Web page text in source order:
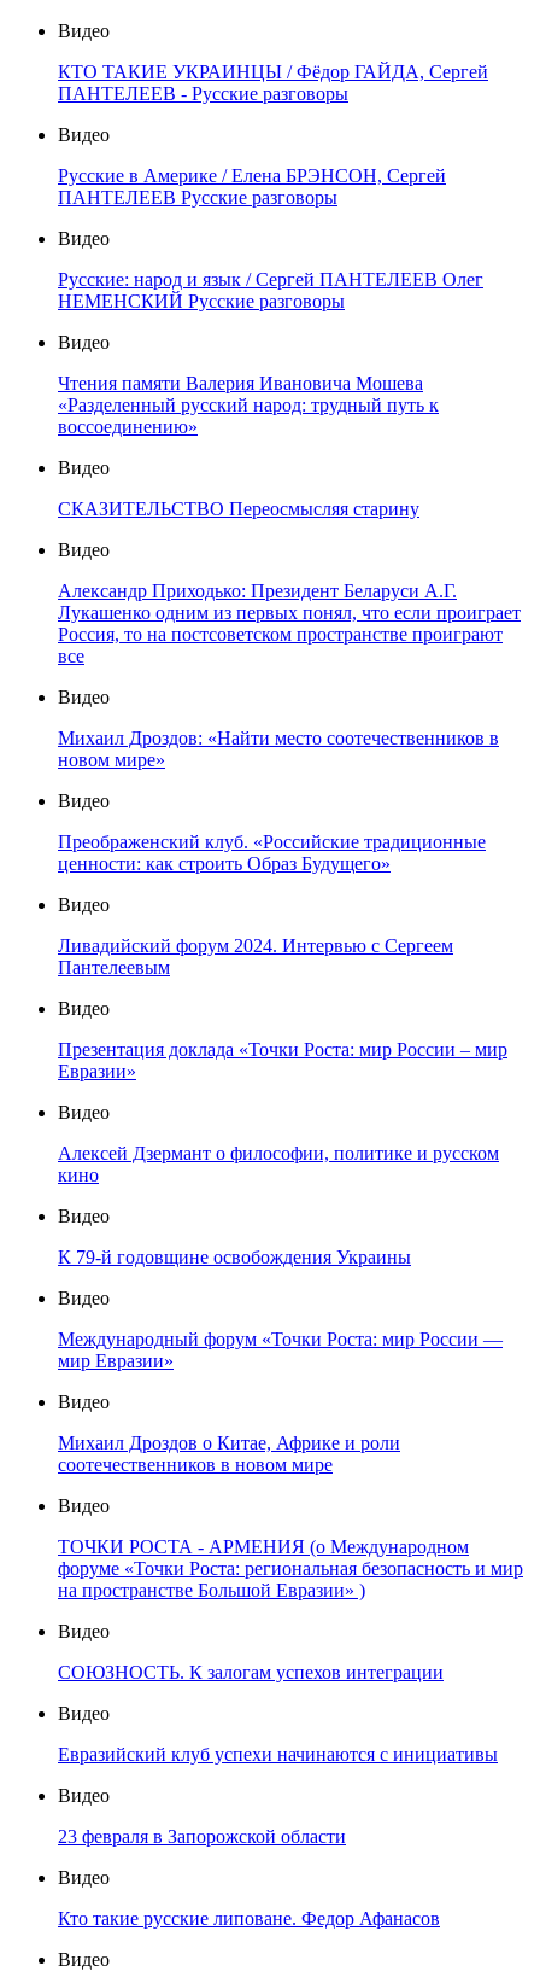
Видео
КТО ТАКИЕ УКРАИНЦЫ / Фёдор ГАЙДА, Сергей
ПАНТЕЛЕЕВ - Русские разговоры
Видео
Русские в Америке / Елена БРЭНСОН, Сергей
ПАНТЕЛЕЕВ Русские разговоры
Видео
Русские: народ и язык / Сергей ПАНТЕЛЕЕВ Олег
НЕМЕНСКИЙ Русские разговоры
Видео
Чтения памяти Валерия Ивановича Мошева
«Разделенный русский народ: трудный путь к
воссоединению»
Видео
СКАЗИТЕЛЬСТВО Переосмысляя старину
Видео
Александр Приходько: Президент Беларуси А.Г.
Лукашенко одним из первых понял, что если проиграет
Россия, то на постсоветском пространстве проиграют
все
Видео
Михаил Дроздов: «Найти место соотечественников в
новом мире»
Видео
Преображенский клуб. «Российские традиционные
ценности: как строить Образ Будущего»
Видео
Ливадийский форум 2024. Интервью с Сергеем
Пантелеевым
Видео
Презентация доклада «Точки Роста: мир России – мир
Евразии»
Видео
Алексей Дзермант о философии, политике и русском
кино
Видео
К 79-й годовщине освобождения Украины
Видео
Международный форум «Точки Роста: мир России —
мир Евразии»
Видео
Михаил Дроздов о Китае, Африке и роли
соотечественников в новом мире
Видео
ТОЧКИ РОСТА - АРМЕНИЯ (о Международном
форуме «Точки Роста: региональная безопасность и мир
на пространстве Большой Евразии» )
Видео
СОЮЗНОСТЬ. К залогам успехов интеграции
Видео
Евразийский клуб успехи начинаются с инициативы
Видео
23 февраля в Запорожской области
Видео
Кто такие русские липоване. Федор Афанасов
Видео